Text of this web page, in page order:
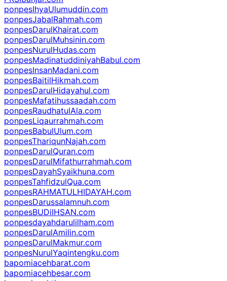
ponpesIhyaUlumuddin.com
ponpesJabalRahmah.com
ponpesDarulKhairat.com
ponpesDarulMuhsinin.com
ponpesNurulHudas.com
ponpesMadinatuddiniyahBabul.com
ponpesInsanMadani.com
ponpesBaitilHikmah.com
ponpesDarulHidayahul.com
ponpesMafatihussaadah.com
ponpesRaudhatulAla.com
ponpesLiqaurrahmah.com
ponpesBabulUlum.com
ponpesThariqunNajah.com
ponpesDarulQuran.com
ponpesDarulMifathurrahmah.com
ponpesDayahSyaikhuna.com
ponpesTahfidzulQua.com
ponpesRAHMATULHIDAYAH.com
ponpesDarussalamnuh.com
ponpesBUDiIHSAN.com
ponpesdayahdarulilham.com
ponpesDarulAmilin.com
ponpesDarulMakmur.com
ponpesNurulYaqintengku.com
bapomiacehbarat.com
bapomiacehbesar.com